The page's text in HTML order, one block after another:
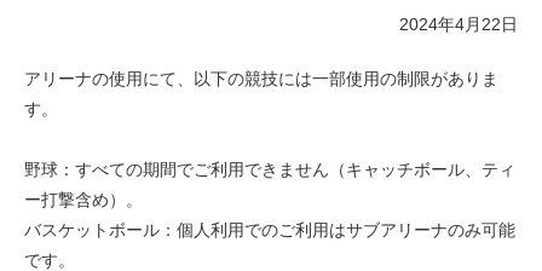
2024年4月22日
アリーナの使用にて、以下の競技には一部使用の制限がありま
す。
野球：すべての期間でご利用できません（キャッチボール、ティ
ー打撃含め）。
バスケットボール：個人利用でのご利用はサブアリーナのみ可能
です。